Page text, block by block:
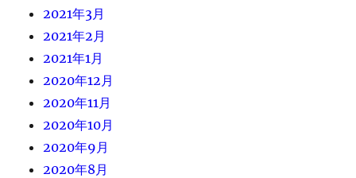
2021年3月
2021年2月
2021年1月
2020年12月
2020年11月
2020年10月
2020年9月
2020年8月